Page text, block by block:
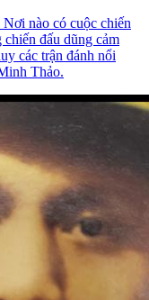
nào có cuộc chiến
đấu dũng cảm
các trận đánh nổi
Thảo.